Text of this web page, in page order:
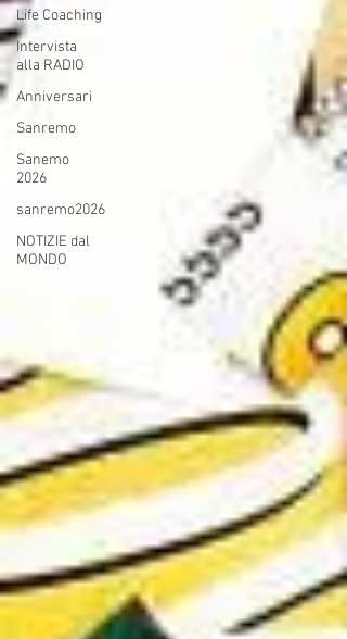
Life Coaching
Intervista
alla RADIO
Anniversari
Sanremo
Sanemo
2026
sanremo2026
NOTIZIE dal
MONDO